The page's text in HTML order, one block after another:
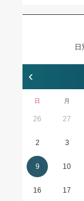
日
‹
日 月
26 27
2 3
9 10
16 17